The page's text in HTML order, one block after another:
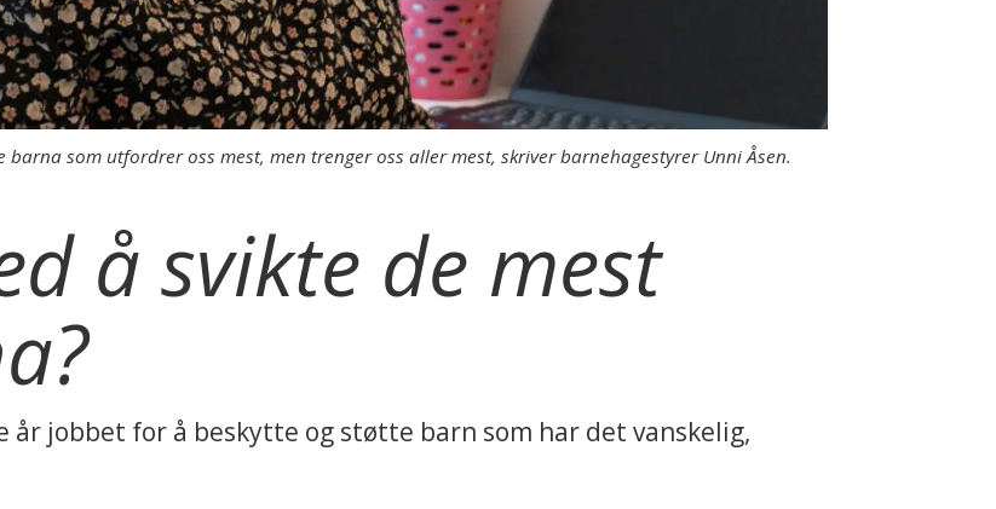
som utfordrer oss mest, men trenger oss aller mest, skriver barnehagestyrer Unni Åsen.
å svikte de mest
år jobbet for å beskytte og støtte barn som har det vanskelig,